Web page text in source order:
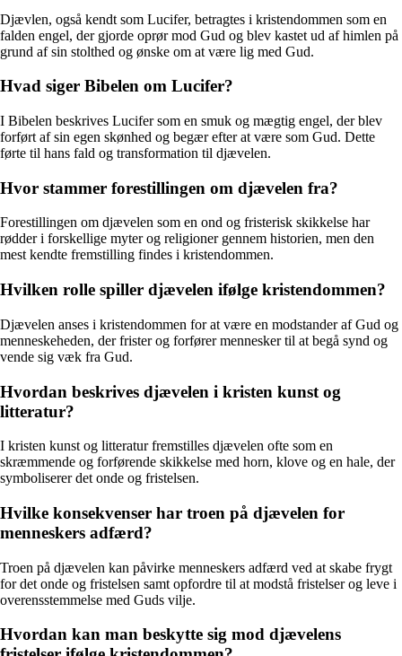
Djævlen, også kendt som Lucifer, betragtes i kristendommen som en
falden engel, der gjorde oprør mod Gud og blev kastet ud af himlen på
grund af sin stolthed og ønske om at være lig med Gud.
Hvad siger Bibelen om Lucifer?
I Bibelen beskrives Lucifer som en smuk og mægtig engel, der blev
forført af sin egen skønhed og begær efter at være som Gud. Dette
førte til hans fald og transformation til djævelen.
Hvor stammer forestillingen om djævelen fra?
Forestillingen om djævelen som en ond og fristerisk skikkelse har
rødder i forskellige myter og religioner gennem historien, men den
mest kendte fremstilling findes i kristendommen.
Hvilken rolle spiller djævelen ifølge kristendommen?
Djævelen anses i kristendommen for at være en modstander af Gud og
menneskeheden, der frister og forfører mennesker til at begå synd og
vende sig væk fra Gud.
Hvordan beskrives djævelen i kristen kunst og
litteratur?
I kristen kunst og litteratur fremstilles djævelen ofte som en
skræmmende og forførende skikkelse med horn, klove og en hale, der
symboliserer det onde og fristelsen.
Hvilke konsekvenser har troen på djævelen for
menneskers adfærd?
Troen på djævelen kan påvirke menneskers adfærd ved at skabe frygt
for det onde og fristelsen samt opfordre til at modstå fristelser og leve i
overensstemmelse med Guds vilje.
Hvordan kan man beskytte sig mod djævelens